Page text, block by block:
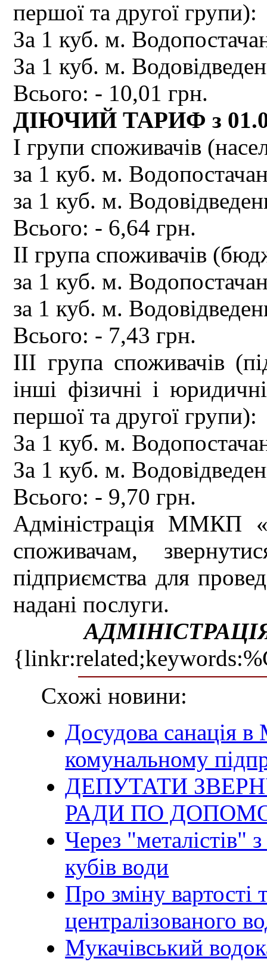
першої та другої групи):
За 1 куб. м.
За 1 куб. м.
Всього: - 10,01 грн.
ДІЮЧИЙ ТАРИФ з
І групи споживачів
за 1 куб. м.
за 1 куб. м.
Всього: - 6,64 грн.
ІІ група споживачів
за 1 куб. м.
за 1 куб. м.
Всього: - 7,43 грн.
ІІІ група споживачів
інші фізичні і
першої та другої групи):
За 1 куб. м.
За 1 куб. м.
Всього: - 9,70 грн.
Адміністрація ММКП
споживачам,
підприємства для
надані послуги.
Схожі новини:
Досудова санація в
комунальному
ДЕПУТАТИ
РАДИ ПО
Через "металістів"
кубів води
Про зміну вартості
централізованого
Мукачівський